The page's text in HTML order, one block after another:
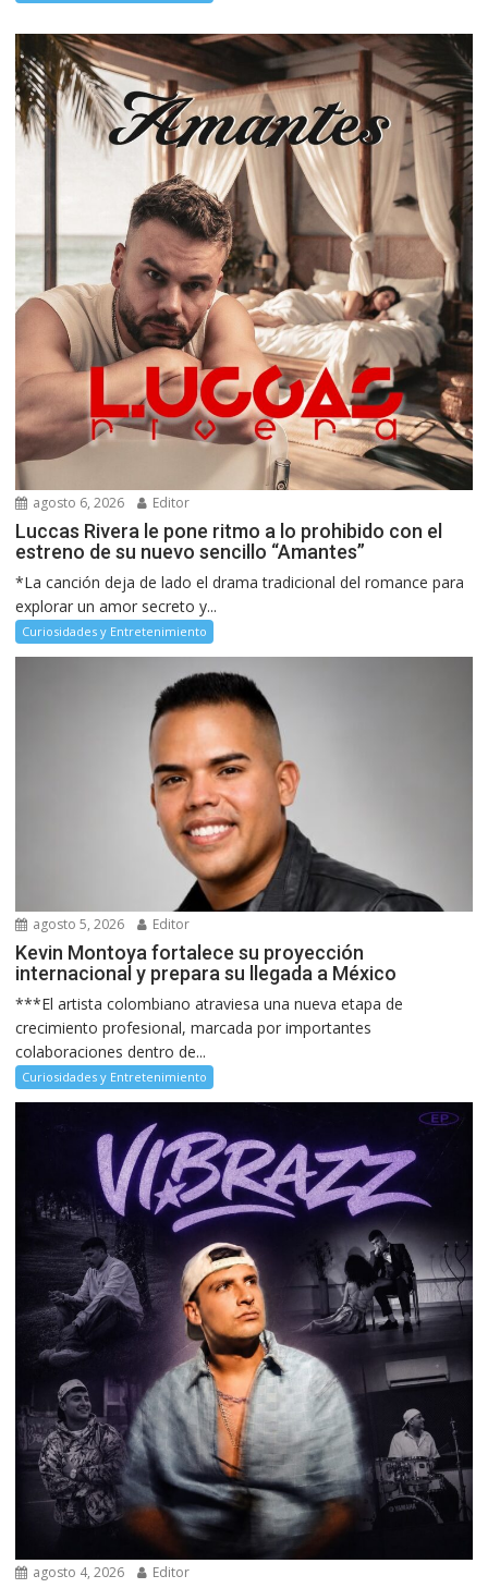
agosto 6, 2026 Editor
Luccas Rivera le pone ritmo a lo prohibido con el
estreno de su nuevo sencillo “Amantes”
*La canción deja de lado el drama tradicional del romance para
explorar un amor secreto y...
Curiosidades y Entretenimiento
agosto 5, 2026 Editor
Kevin Montoya fortalece su proyección
internacional y prepara su llegada a México
***El artista colombiano atraviesa una nueva etapa de
crecimiento profesional, marcada por importantes
colaboraciones dentro de...
Curiosidades y Entretenimiento
agosto 4, 2026 Editor